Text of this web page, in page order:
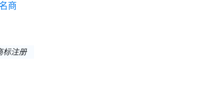
商
标注册